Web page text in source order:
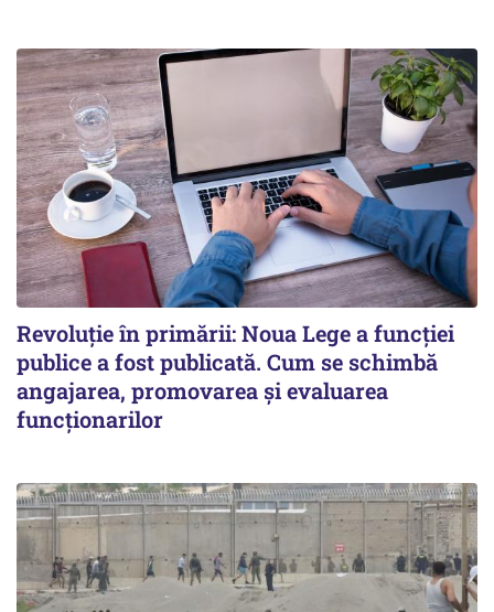
Revoluție în primării: Noua Lege a funcției
publice a fost publicată. Cum se schimbă
angajarea, promovarea și evaluarea
funcționarilor